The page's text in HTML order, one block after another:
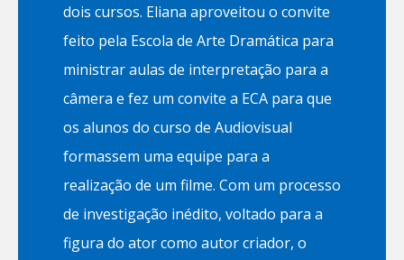
dois cursos. Eliana aproveitou o convite
feito pela Escola de Arte Dramática para
ministrar aulas de interpretação para a
câmera e fez um convite a ECA para que
os alunos do curso de Audiovisual
formassem uma equipe para a
realização de um filme. Com um processo
de investigação inédito, voltado para a
figura do ator como autor criador, o